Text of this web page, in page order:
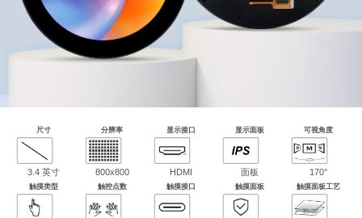
尺寸
3.4 英寸
分辨率
800x800
显示接口
HDMI
显示面板
面板
可视角度
170°
触摸类型 触控点数 触摸接口 触摸面板 触摸面板工艺